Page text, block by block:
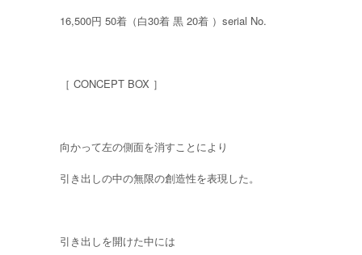
16,500円 50着（白30着 黒 20着 ）serial No.
［ CONCEPT BOX ］
向かって左の側面を消すことにより
引き出しの中の無限の創造性を表現した。
引き出しを開けた中には